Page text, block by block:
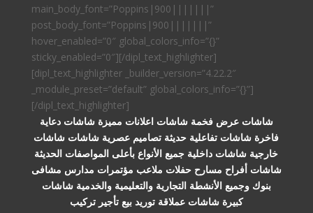
main_body_font=”Poppins|900|||||||”
post_body_font=”Poppins|900|||||||”
hover_enabled=”0″ global_colors_info=”{}”
sticky_enabled=”0″][/dipl_text_highlighter]
[dipl_text_highlighter _builder_version=”4.22.2″
_module_preset=”default” global_colors_info=”{}”]
[/dipl_text_highlighter]
شاشات عرض فخمة شاشات اعلانات مميزة شاشات دعاية
فاخرة شاشات تفاعلية حديثة تصاميم عصرية شاشات شاشات
خارجية شاشات داخلية جميع الأنواع بأعلى المواصفات الحديثة
شاشات أفراح مسارح حفلات ملاعب مؤتمرات مدارس مشافى
بنوك وجميع الأنشطة التجارية والتعليمية والخدمية شاشات
كبيرة شاشات عملاقة توريد بيع تأجير تركيب